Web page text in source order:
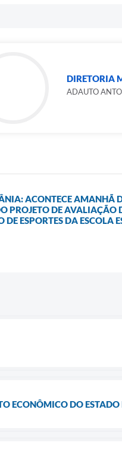
DIRETORIA
ADAUTO
ACONTECE AMANHÃ
PROJETO DE AVALIAÇÃO
DE ESPORTES DA ESCOLA
ECONÔMICO DO